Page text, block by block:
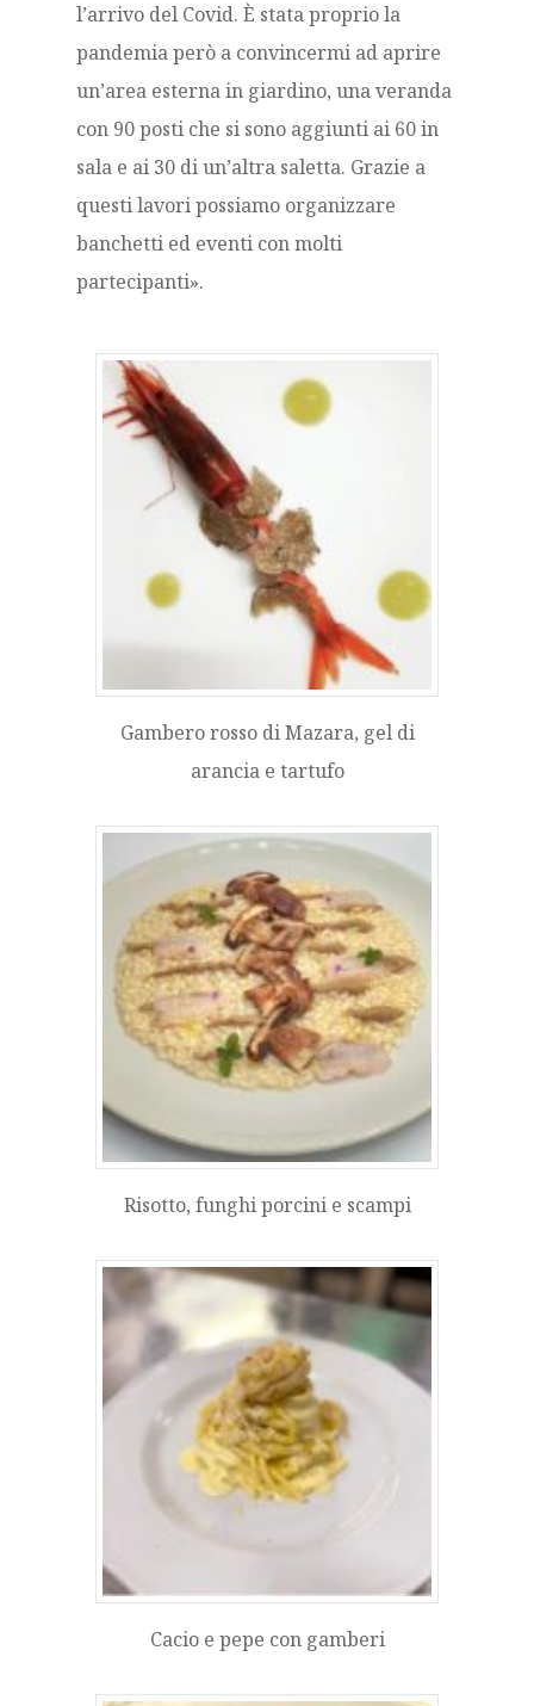
l’arrivo del Covid. È stata proprio la
pandemia però a convincermi ad aprire
un’area esterna in giardino, una veranda
con 90 posti che si sono aggiunti ai 60 in
sala e ai 30 di un’altra saletta. Grazie a
questi lavori possiamo organizzare
banchetti ed eventi con molti
partecipanti».
Gambero rosso di Mazara, gel di
arancia e tartufo
Risotto, funghi porcini e scampi
Cacio e pepe con gamberi